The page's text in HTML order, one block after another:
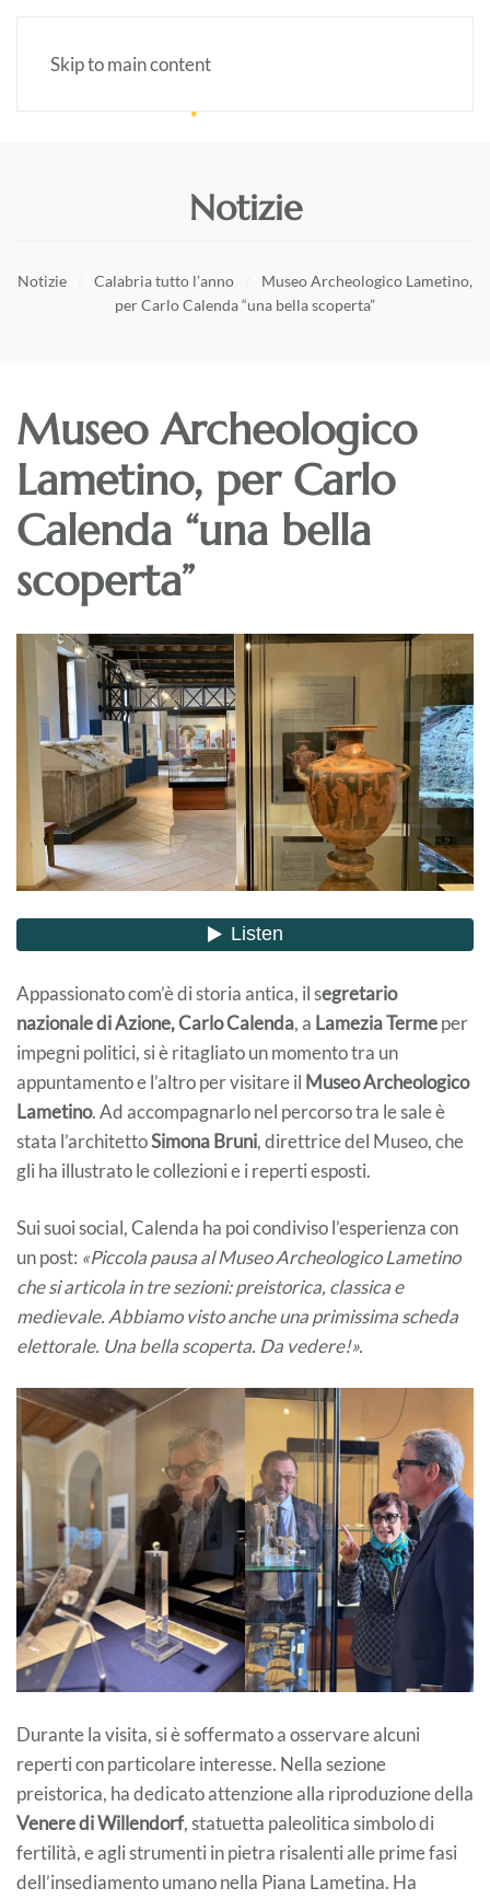
Skip to main content
Notizie
Notizie Calabria tutto l’anno
Museo Archeologico Lametino,
per Carlo Calenda “una bella scoperta”
Museo Archeologico
Lametino, per Carlo
Calenda “una bella
scoperta”
Appassionato com’è di storia antica, il segretario
nazionale di Azione, Carlo Calenda, a Lamezia Termeper
impegni politici, si è ritagliato un momento tra un
appuntamento e l’altro per visitare il Museo Archeologico
Lametino. Ad accompagnarlo nel percorso tra le sale è
stata l’architettoSimona Bruni, direttrice del Museo, che
gli ha illustrato le collezioni e i reperti esposti.
Sui suoi social, Calenda ha poi condiviso l’esperienza con
un post: «Piccola pausa al Museo Archeologico Lametino
che si articola in tre sezioni: preistorica, classica e
medievale. Abbiamo visto anche una primissima scheda
elettorale. Una bella scoperta. Da vedere!».
Durante la visita, si è soffermato a osservare alcuni
reperti con particolare interesse. Nella sezione
preistorica, ha dedicato attenzione alla riproduzione della
Venere di Willendorf, statuetta paleolitica simbolo di
fertilità, e agli strumenti in pietra risalenti alle prime fasi
dell’insediamento umano nella Piana Lametina. Ha